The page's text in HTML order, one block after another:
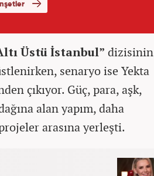
Üstü İstanbul” dizisinin
senaryo ise Yekta
çıkıyor. Güç, para, aşk,
alan yapım, daha
arasına yerleşti.